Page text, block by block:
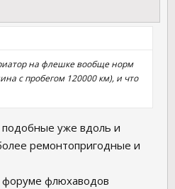
на флешке вообще норм
с пробегом 120000 км), и что
подобные уже вдоль и
ремонтопригодные и
форуме флюхаводов